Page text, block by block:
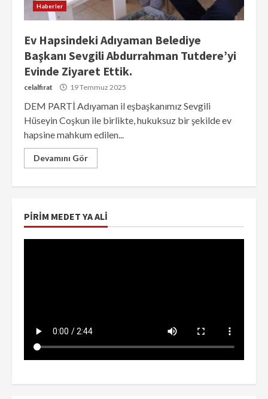
Haberler
Ev Hapsindeki Adıyaman Belediye
Başkanı Sevgili Abdurrahman Tutdere’yi
Evinde Ziyaret Ettik.
celalfirat 19 Temmuz 2025
DEM PARTİ Adıyaman il eşbaşkanımız Sevgili
Hüseyin Coşkun ile birlikte, hukuksuz bir şekilde ev
hapsine mahkum edilen...
Devamını Gör
PIRIM MEDET YA ALI